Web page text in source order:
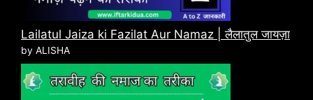
Lailatul Jaiza ki Fazilat Aur Namaz | लैलातुल जायज़ा
by ALISHA